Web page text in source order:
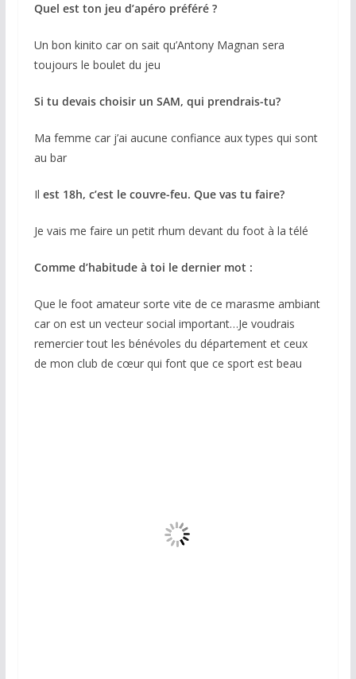
Quel est ton jeu d’apéro préféré ?
Un bon kinito car on sait qu’Antony Magnan sera
toujours le boulet du jeu
Si tu devais choisir un SAM, qui prendrais-tu?
Ma femme car j’ai aucune confiance aux types qui sont
au bar
Il est 18h, c’est le couvre-feu. Que vas tu faire?
Je vais me faire un petit rhum devant du foot à la télé
Comme d’habitude à toi le dernier mot :
Que le foot amateur sorte vite de ce marasme ambiant
car on est un vecteur social important…Je voudrais
remercier tout les bénévoles du département et ceux
de mon club de cœur qui font que ce sport est beau